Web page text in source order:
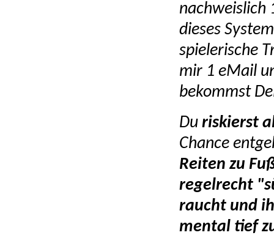
nachweislich
dieses
spielerische
mir 1 eMail
bekommst
Du riskierst
Chance
Reiten zu
regelrecht
raucht und
mental tief